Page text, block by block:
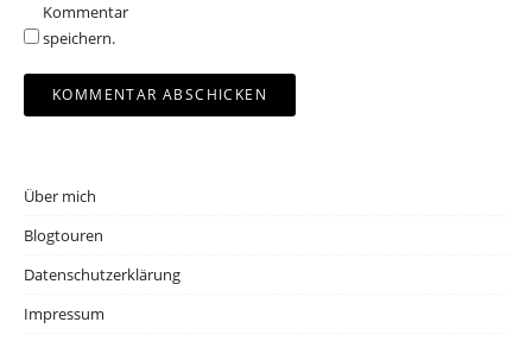
Kommentar
speichern.
Über mich
Blogtouren
Datenschutzerklärung
Impressum